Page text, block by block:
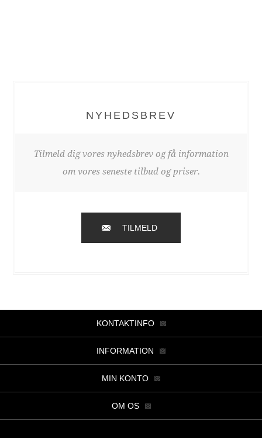
NYHEDSBREV
Tilmeld dig vores nyhedsbrev og få information
om vores seneste tilbud og priser.
TILMELD
KONTAKTINFO
INFORMATION
MIN KONTO
OM OS